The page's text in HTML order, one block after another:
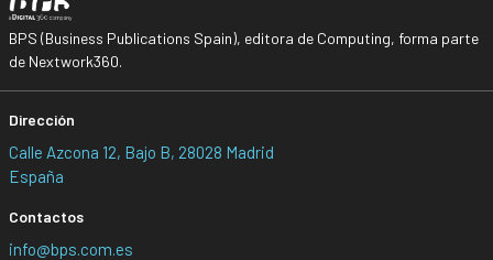
BPS (Business Publications Spain), editora de Computing, forma parte
de Nextwork360.
Dirección
Calle Azcona 12, Bajo B, 28028 Madrid
España
Contactos
info@bps.com.es